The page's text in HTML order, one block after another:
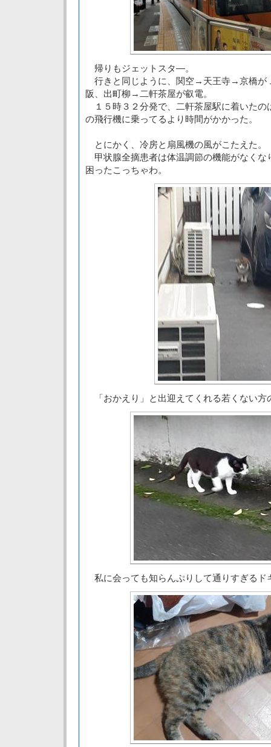
帰りもジェットスタ―。
行きと同じように、関空→天王寺→京橋が
阪、出町柳→二軒茶屋が叡電。
１５時３２分発で、二軒茶屋駅に着いたの
の飛行機に乗ってるより時間がかかった。
とにかく、冷房と扇風機の風がこたえた。
甲状腺全摘患者は体温調節の機能がなくな
困ったこっちゃわ。
「おかえり」と出迎えてくれる若くない方
私に会っても知らんぷりして通りすぎるド